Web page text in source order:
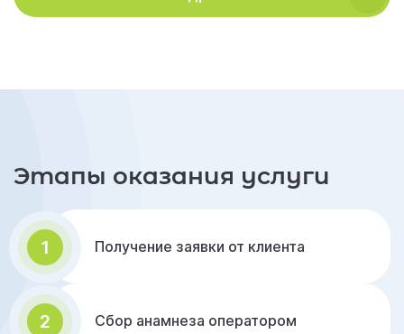
Этапы оказания услуги
1 Получение заявки от клиента
2 Сбор анамнеза оператором